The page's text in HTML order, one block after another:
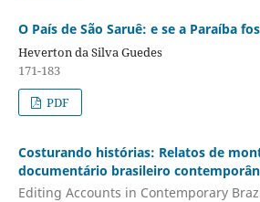
O País de São Saruê: e se a Paraíba
Heverton da Silva Guedes
171-183
PDF
Costurando histórias: Relatos de
documentário brasileiro
Editing Accounts in Contemporary